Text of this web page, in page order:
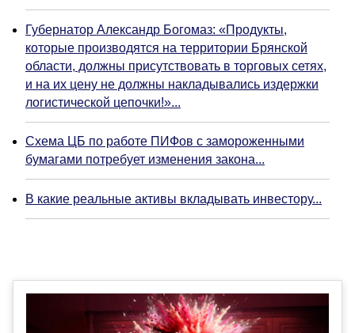
Губернатор Александр Богомаз: «Продукты,
которые производятся на территории Брянской
области, должны присутствовать в торговых сетях,
и на их цену не должны накладывались издержки
логистической цепочки!»...
Схема ЦБ по работе ПИФов с замороженными
бумагами потребует изменения закона...
В какие реальные активы вкладывать инвестору...